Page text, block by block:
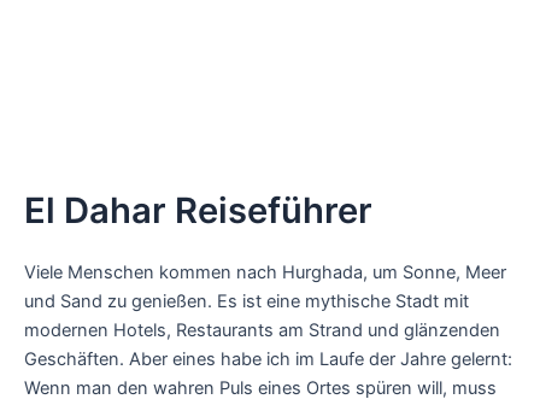
El Dahar Reiseführer
Viele Menschen kommen nach Hurghada, um Sonne, Meer
und Sand zu genießen. Es ist eine mythische Stadt mit
modernen Hotels, Restaurants am Strand und glänzenden
Geschäften. Aber eines habe ich im Laufe der Jahre gelernt:
Wenn man den wahren Puls eines Ortes spüren will, muss